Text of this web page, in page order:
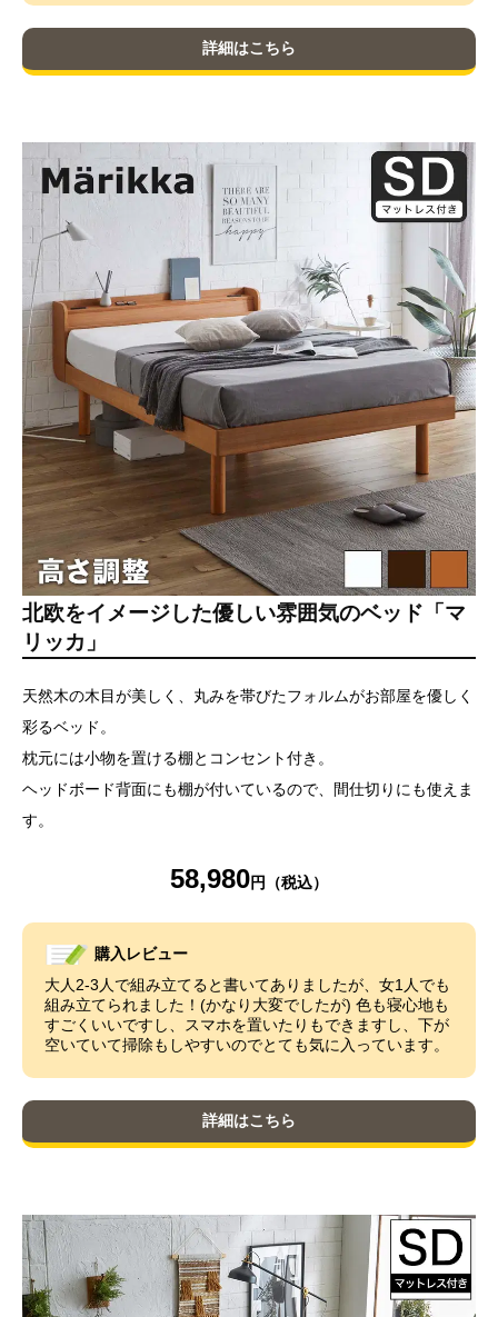
詳細はこちら
北欧をイメージした優しい雰囲気のベッド「マ
リッカ」
天然木の木目が美しく、丸みを帯びたフォルムがお部屋を優しく
彩るベッド。
枕元には小物を置ける棚とコンセント付き。
ヘッドボード背面にも棚が付いているので、間仕切りにも使えま
す。
58,980
購入レビュー
大人2-3人で組み立てると書いてありましたが、女1人でも
組み立てられました！(かなり大変でしたが) 色も寝心地も
すごくいいですし、スマホを置いたりもできますし、下が
空いていて掃除もしやすいのでとても気に入っています。
詳細はこちら